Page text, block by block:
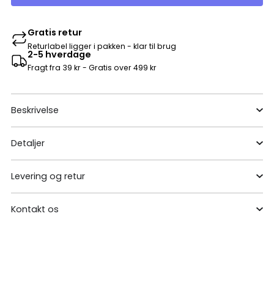
Gratis retur
Returlabel ligger i pakken - klar til brug
2-5 hverdage
Fragt fra 39 kr - Gratis over 499 kr
Beskrivelse
Detaljer
Levering og retur
Kontakt os